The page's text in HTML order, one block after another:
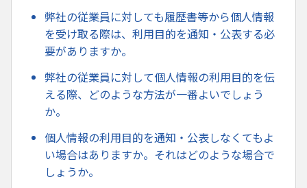
弊社の従業員に対しても履歴書等から個人情報
を受け取る際は、利用目的を通知・公表する必
要がありますか。
弊社の従業員に対して個人情報の利用目的を伝
える際、どのような方法が一番よいでしょう
か。
個人情報の利用目的を通知・公表しなくてもよ
い場合はありますか。それはどのような場合で
しょうか。